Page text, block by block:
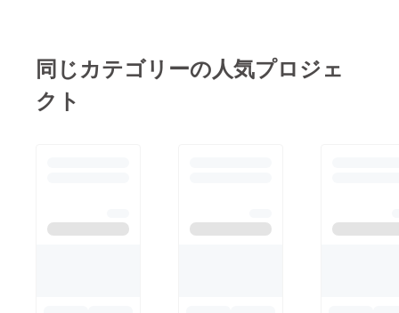
は、すべてをお見せし
ていきます。公にする
ん、どうぞよろしくお
度も投稿を見て気にか
けてくださっている
た柚子の皮を、香りと
同じカテゴリーの人気プロジェ
クト